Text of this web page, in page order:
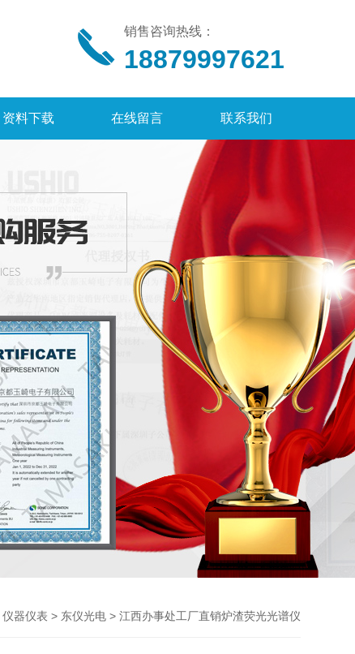
销售咨询热线：
18879997621
资料下载 在线留言 联系我们
仪器仪表 > 东仪光电> 江西办事处工厂直销炉渣荧光光谱仪